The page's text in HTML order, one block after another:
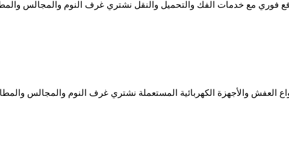
فوري مع خدمات الفك والتحميل والنقل نشتري غرف النوم والمجالس
العفش والأجهزة الكهربائية المستعملة نشتري غرف النوم والمجالس